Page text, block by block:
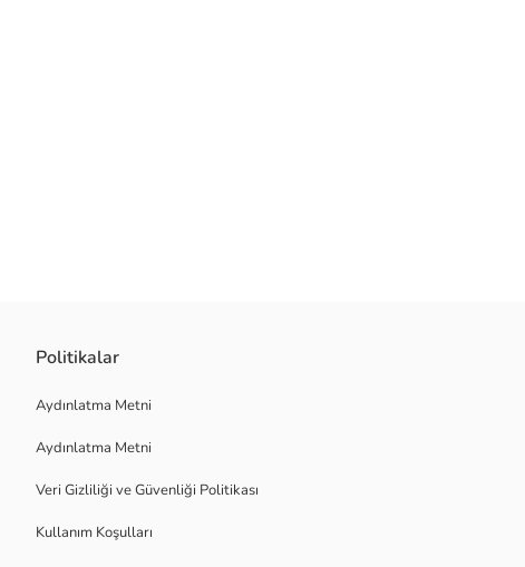
Politikalar
Aydınlatma Metni
Aydınlatma Metni
Veri Gizliliği ve Güvenliği Politikası
Kullanım Koşulları